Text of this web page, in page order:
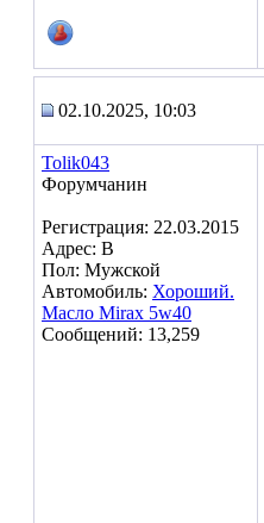
02.10.2025, 10:03
Tolik043
Форумчанин
Регистрация: 22.03.2015
Адрес: В
Пол: Мужской
Автомобиль: Хороший.
Масло Mirax 5w40
Сообщений: 13,259